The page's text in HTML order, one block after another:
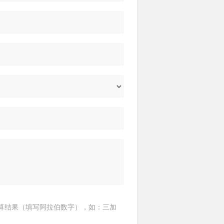
结果（填写阿拉伯数字），如：三加